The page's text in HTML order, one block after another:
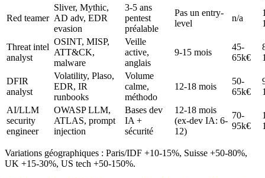
Red teamer
Sliver, Mythic,
AD adv, EDR
evasion
3-5 ans
pentest
préalable
Pas un entry-
level
n/a
Threat intel
analyst
OSINT, MISP,
ATT&CK,
malware
Veille
active,
anglais
9-15 mois
45-
65k€
DFIR
analyst
Volatility, Plaso,
EDR, IR
runbooks
Volume
calme,
méthodo
12-18 mois
50-
65k€
AI/LLM
security
engineer
OWASP LLM,
ATLAS, prompt
injection
Bases dev
IA +
sécurité
12-18 mois
(ex-dev IA: 6-
12)
70-
95k€
Variations géographiques : Paris/IDF +10-15%, Suisse +50-80%,
UK +15-30%, US tech +50-150%.